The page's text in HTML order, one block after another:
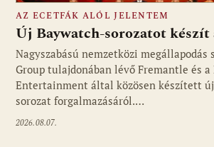
Fotó: media1.hu
AZ ECETFÁK ALÓL JELENTEM
Új Baywatch-sorozatot készít
Nagyszabású nemzetközi megállapodás
Group tulajdonában lévő Fremantle és a
Entertainment által közösen készített
sorozat forgalmazásáról.…
2026.08.07.